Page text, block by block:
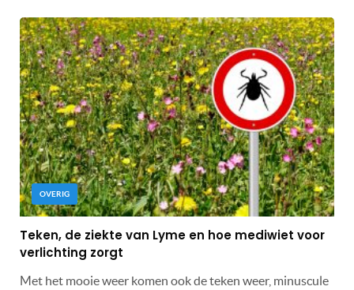
OVERIG
Teken, de ziekte van Lyme en hoe mediwiet voor
verlichting zorgt
Met het mooie weer komen ook de teken weer, minuscule